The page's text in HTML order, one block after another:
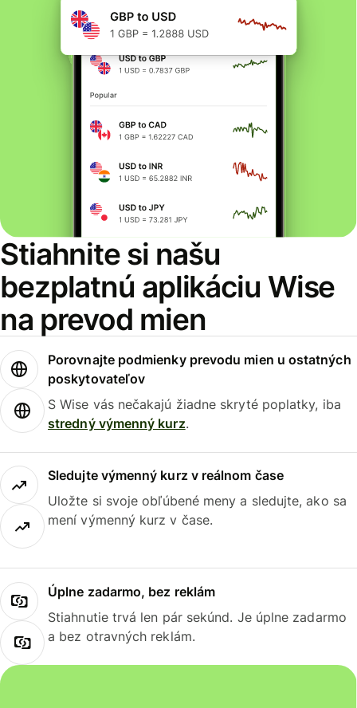
Stiahnite si našu
bezplatnú aplikáciu Wise
na prevod mien
Porovnajte podmienky prevodu mien u ostatných
poskytovateľov
S Wise vás nečakajú žiadne skryté poplatky, iba
stredný výmenný kurz.
Sledujte výmenný kurz v reálnom čase
Uložte si svoje obľúbené meny a sledujte, ako sa
mení výmenný kurz v čase.
Úplne zadarmo, bez reklám
Stiahnutie trvá len pár sekúnd. Je úplne zadarmo
a bez otravných reklám.